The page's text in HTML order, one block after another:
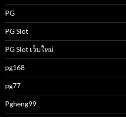
PG
PG Slot
PG Slot เว็บใหม่
pg168
pg77
Pgheng99